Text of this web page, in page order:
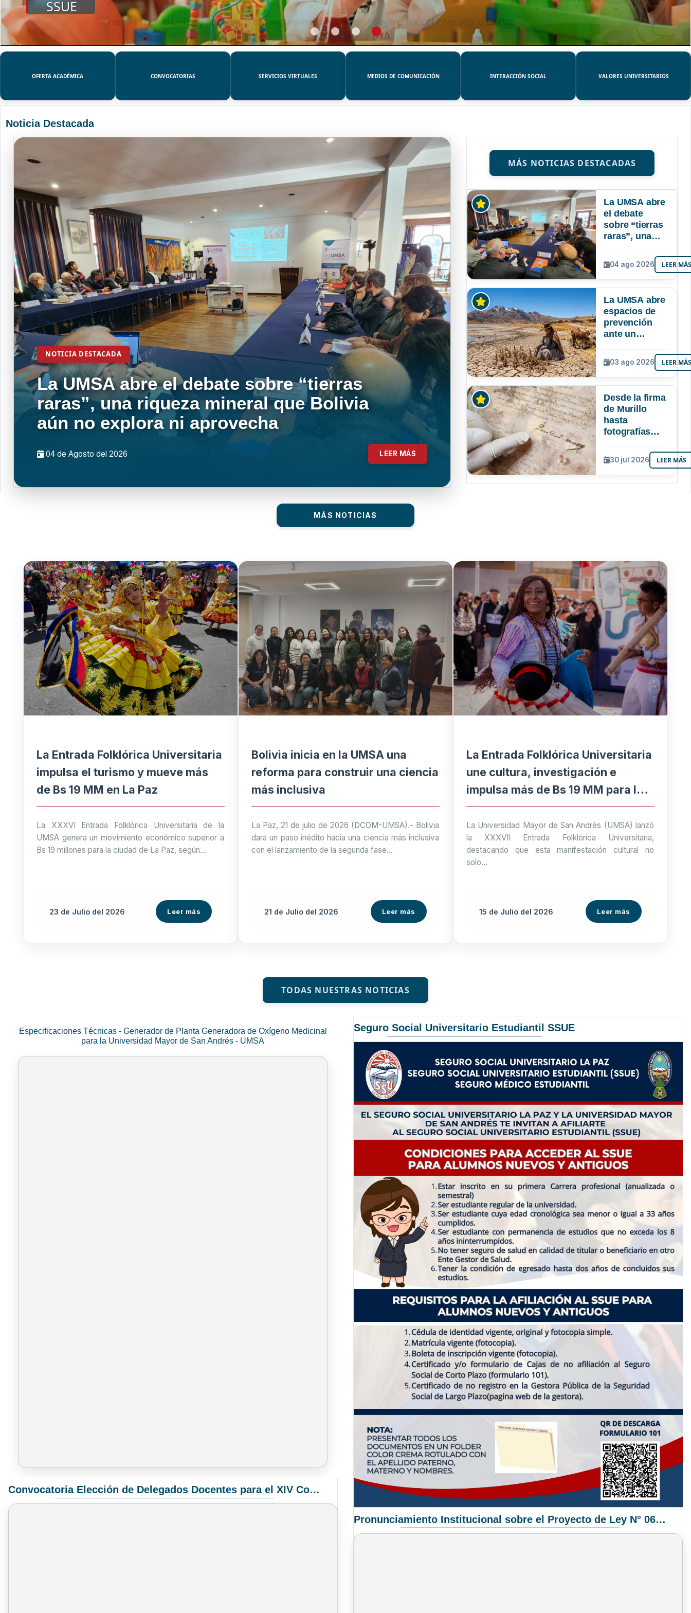
SSUE
OFERTA ACADÉMICA CONVOCATORIAS SERVICIOS VIRTUALES MEDIOS DE COMUNICACIÓN INTERACCIÓN SOCIAL VALORES UNIVERSITARIOS
Noticia Destacada
NOTICIA DESTACADA
La UMSA abre el debate sobre “tierras
raras”, una riqueza mineral que Bolivia
aún no explora ni aprovecha
04 de Agosto del 2026 LEER MÁS
MÁS NOTICIAS DESTACADAS
La UMSA abre
el debate
sobre “tierras
raras”, una
mineral que
Bolivia aún no
explora ni
04 ago 2026 LEER
La UMSA abre
espacios de
prevención
ante un
Niño que
podría superar
a los tres
Bolivia
03 ago 2026 LEER
Desde la firma
de Murillo
hasta
fotografías
UMSA
resguarda 6
joyas de la
30 jul 2026 LEER MÁS
MÁS NOTICIAS
La Entrada Folklórica Universitaria
impulsa el turismo y mueve más
de Bs 19 MM en La Paz
La XXXVI Entrada Folklórica Universitaria de la
UMSA genera un movimiento económico superior a
Bs 19 millones para la ciudad de La Paz, según...
23 de Julio del 2026 Leer más
Bolivia inicia en la UMSA una
reforma para construir una ciencia
más inclusiva
La Paz, 21 de julio de 2026 (DCOM-UMSA).- Bolivia
dará un paso inédito hacia una ciencia más inclusiva
con el lanzamiento de la segunda fase...
21 de Julio del 2026 Leer más
La Entrada Folklórica Universitaria
une cultura, investigación e
impulsa más de Bs 19 MM para la
economía paceña
La Universidad Mayor de San Andrés (UMSA) lanzó
la XXXVII Entrada Folklórica Universitaria,
destacando que esta manifestación cultural no
solo...
15 de Juliodel 2026 Leer más
TODAS NUESTRAS NOTICIAS
Especificaciones Técnicas - Generador de Planta Generadora de Oxígeno Medicinal
para la Universidad Mayor de San Andrés - UMSA
Convocatoria Elección de Delegados Docentes para el XIV Congreso Nacional de Universidades
Seguro Social Universitario Estudiantil SSUE
Pronunciamiento Institucional sobre el Proyecto de Ley N° 068/2025-2026 C.S.